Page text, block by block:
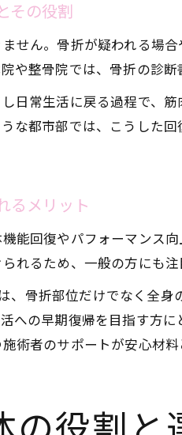
骨折後の生活
整体で実現す
施術後の経過
その役割
せん。骨折が疑われる場
や整骨院では、骨折の診
日常生活に戻る過程で、
な都市部では、こうした
るメリット
能回復やパフォーマンス
れるため、一般の方にも注
、骨折部位だけでなく全
への早期復帰を目指す方
術者のサポートが安心材料